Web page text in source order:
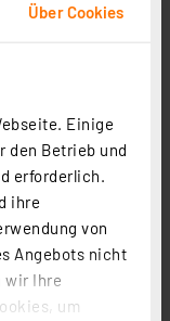
Über Cookies
Einige
den Betrieb und
erforderlich.
ihre
von
Angebots nicht
wir Ihre
um
nahezu aller
passenden
HiFi-Anlage
/ HDMI-
Umstecken
man
Verstärker